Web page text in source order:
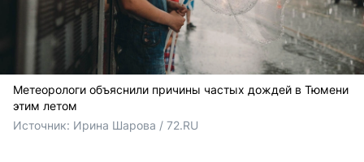
Метеорологи объяснили причины частых дождей в Тюмени
этим летом
Источник: Ирина Шарова / 72.RU